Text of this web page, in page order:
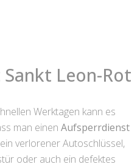
Leon-Rot
Werktagen kann es
man einen Aufsperrdienst
verlorener Autoschlüssel,
oder auch ein defektes